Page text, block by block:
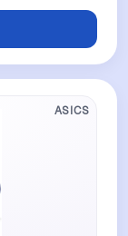
ASICS